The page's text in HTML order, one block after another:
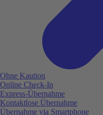
Ohne Kaution
Online Check-In
Express-Übernahme
Kontaktlose Übernahme
Übernahme via Smartphone